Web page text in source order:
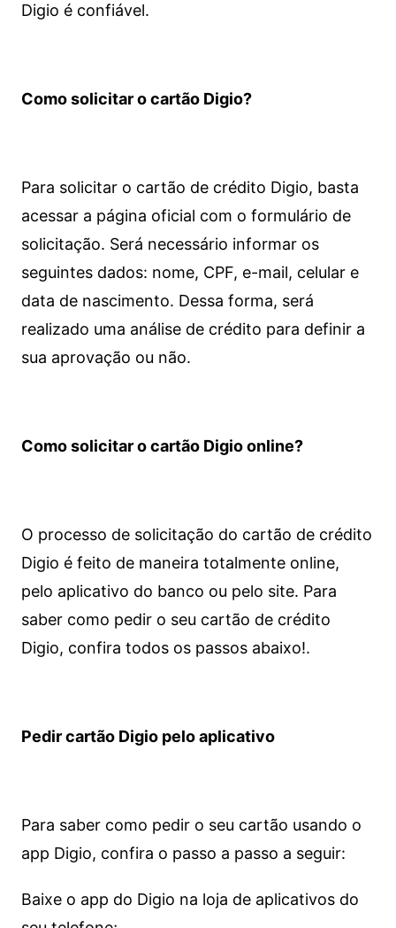
Digio é confiável.
Como solicitar o cartão Digio?
Para solicitar o cartão de crédito Digio, basta
acessar a página oficial com o formulário de
solicitação. Será necessário informar os
seguintes dados: nome, CPF, e-mail, celular e
data de nascimento. Dessa forma, será
realizado uma análise de crédito para definir a
sua aprovação ou não.
Como solicitar o cartão Digio online?
O processo de solicitação do cartão de crédito
Digio é feito de maneira totalmente online,
pelo aplicativo do banco ou pelo site. Para
saber como pedir o seu cartão de crédito
Digio, confira todos os passos abaixo!.
Pedir cartão Digio pelo aplicativo
Para saber como pedir o seu cartão usando o
app Digio, confira o passo a passo a seguir:
Baixe o app do Digio na loja de aplicativos do